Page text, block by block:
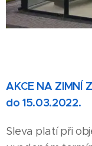
AKCE NA ZIMNÍ
do 15.03.2022.
Sleva platí při